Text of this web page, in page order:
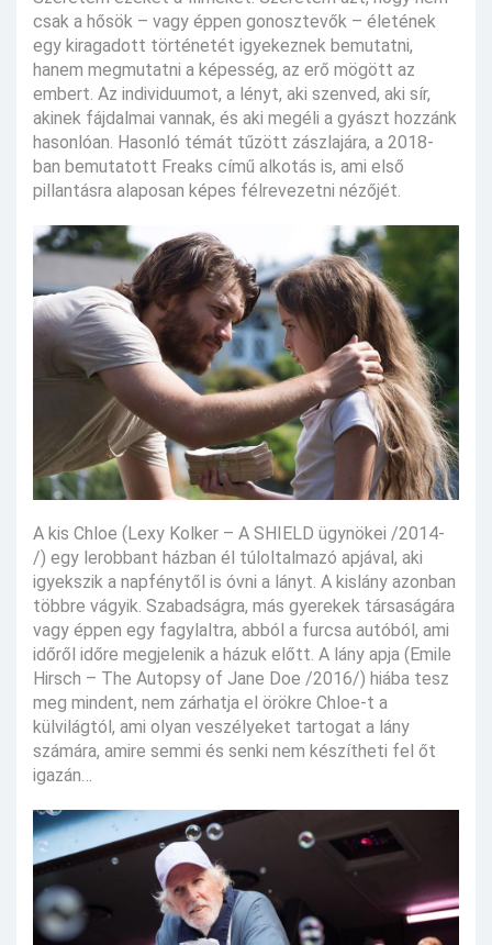
csak a hősök – vagy éppen gonosztevők – életének
egy kiragadott történetét igyekeznek bemutatni,
hanem megmutatni a képesség, az erő mögött az
embert. Az individuumot, a lényt, aki szenved, aki sír,
akinek fájdalmai vannak, és aki megéli a gyászt hozzánk
hasonlóan. Hasonló témát tűzött zászlajára, a 2018-
ban bemutatott Freaks című alkotás is, ami első
pillantásra alaposan képes félrevezetni nézőjét.
A kis Chloe (Lexy Kolker – A SHIELD ügynökei /2014-
/) egy lerobbant házban él túloltalmazó apjával, aki
igyekszik a napfénytől is óvni a lányt. A kislány azonban
többre vágyik. Szabadságra, más gyerekek társaságára
vagy éppen egy fagylaltra, abból a furcsa autóból, ami
időről időre megjelenik a házuk előtt. A lány apja (Emile
Hirsch – The Autopsy of Jane Doe /2016/) hiába tesz
meg mindent, nem zárhatja el örökre Chloe-t a
külvilágtól, ami olyan veszélyeket tartogat a lány
számára, amire semmi és senki nem készítheti fel őt
igazán…